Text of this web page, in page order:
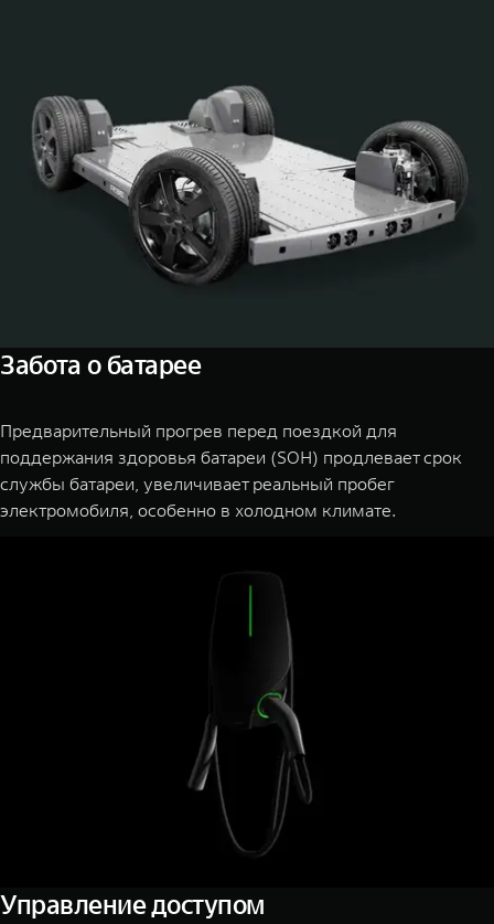
Забота о батарее
Предварительный прогрев перед поездкой для
поддержания здоровья батареи (SOH) продлевает срок
службы батареи, увеличивает реальный пробег
электромобиля, особенно в холодном климате.
Управление доступом